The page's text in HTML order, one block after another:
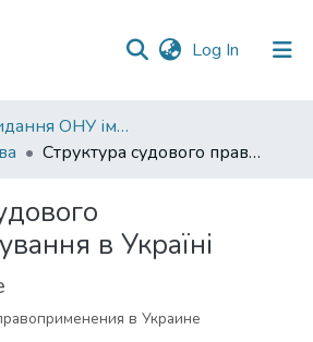
Log In (current)
Наукові видання ОНУ імені І. І. Мечникова
Структура судового правозастосування в Україні
в Україні
в Украине